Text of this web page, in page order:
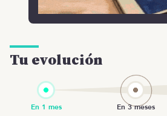
Tu evolución